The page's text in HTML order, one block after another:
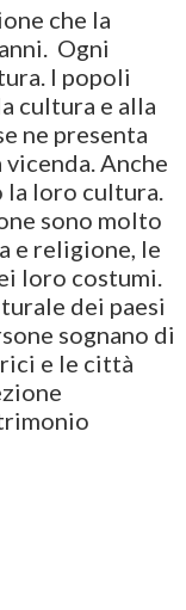
che la
Ogni
I popoli
cultura e alla
ne presenta
Anche
la loro cultura.
sono molto
e religione, le
loro costumi.
dei paesi
sognano di
e le città